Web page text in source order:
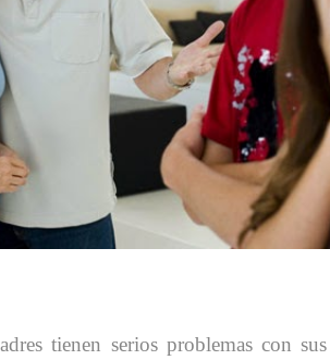
tienen serios problemas con